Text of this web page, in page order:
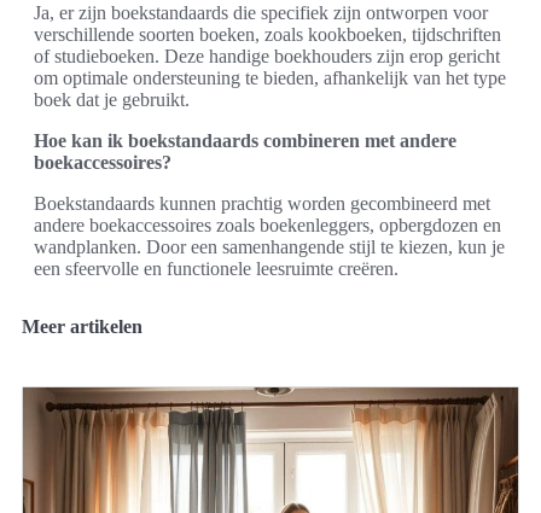
Ja, er zijn boekstandaards die specifiek zijn ontworpen voor
verschillende soorten boeken, zoals kookboeken, tijdschriften
of studieboeken. Deze handige boekhouders zijn erop gericht
om optimale ondersteuning te bieden, afhankelijk van het type
boek dat je gebruikt.
Hoe kan ik boekstandaards combineren met andere
boekaccessoires?
Boekstandaards kunnen prachtig worden gecombineerd met
andere boekaccessoires zoals boekenleggers, opbergdozen en
wandplanken. Door een samenhangende stijl te kiezen, kun je
een sfeervolle en functionele leesruimte creëren.
Meer artikelen